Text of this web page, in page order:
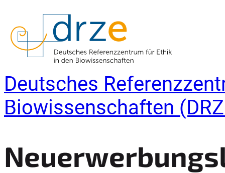
Deutsches
Biowissenschaften